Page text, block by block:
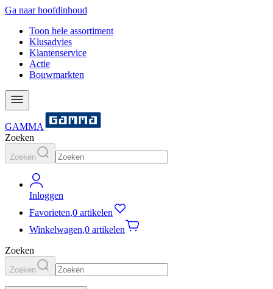
Ga naar hoofdinhoud
Toon hele assortiment
Klusadvies
Klantenservice
Actie
Bouwmarkten
GAMMA
Zoeken
Zoeken
Inloggen
Favorieten,0 artikelen
Winkelwagen,0 artikelen
Zoeken
Zoeken